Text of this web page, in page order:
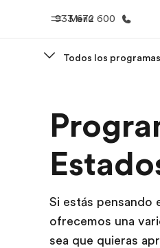
Menú
933 672 600
Bienvenido a
Todos los programas
Si estás pensando
ofrecemos una
sea que quieras